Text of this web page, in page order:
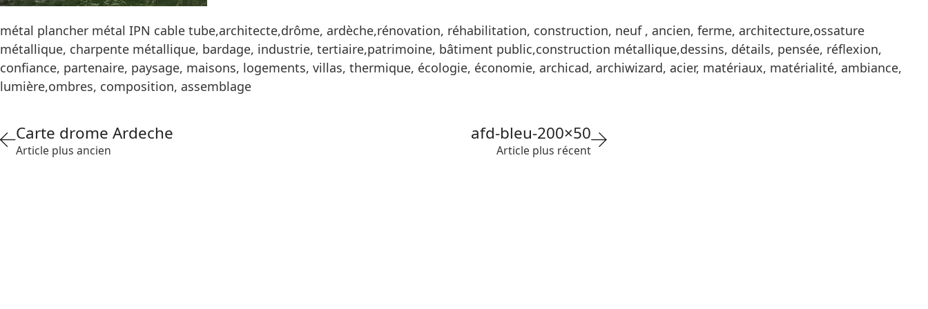
métal plancher métal IPN cable tube,architecte,drôme, ardèche,rénovation, réhabilitation, construction, neuf , ancien, ferme, architecture,ossature
métallique, charpente métallique, bardage, industrie, tertiaire,patrimoine, bâtiment public,construction métallique,dessins, détails, pensée, réflexion,
confiance, partenaire, paysage, maisons, logements, villas, thermique, écologie, économie, archicad, archiwizard, acier, matériaux, matérialité, ambiance,
lumière,ombres, composition, assemblage
Carte drome Ardeche
Article plus ancien
afd-bleu-200×50
Article plus récent